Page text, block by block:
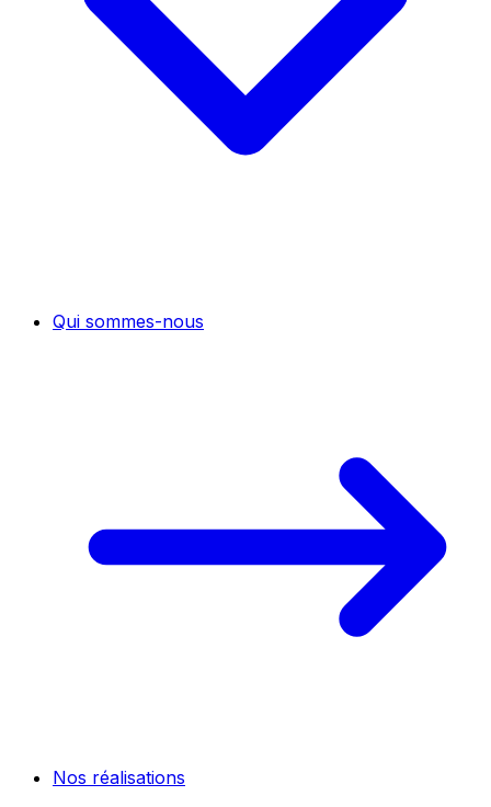
Qui sommes-nous
Nos réalisations